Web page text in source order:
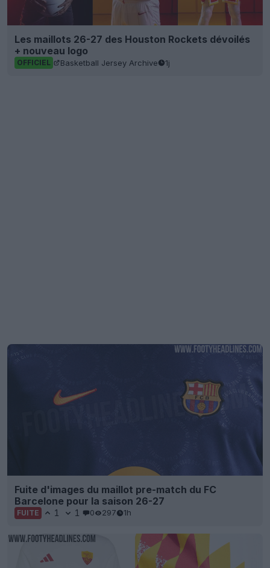
Les maillots 26-27 des Houston Rockets dévoilés
+ nouveau logo
OFFICIEL Basketball Jersey Archive 1j
Fuite d'images du maillot pre-match du FC
Barcelone pour la saison 26-27
FUITE 1 1 0 297 1h